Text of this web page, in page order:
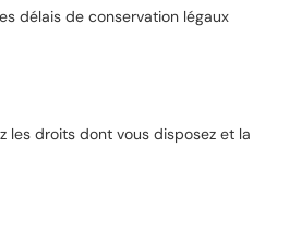
délais de conservation légaux
les droits dont vous disposez et la